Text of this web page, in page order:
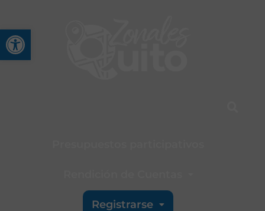
Abrir barra de
Registrarse